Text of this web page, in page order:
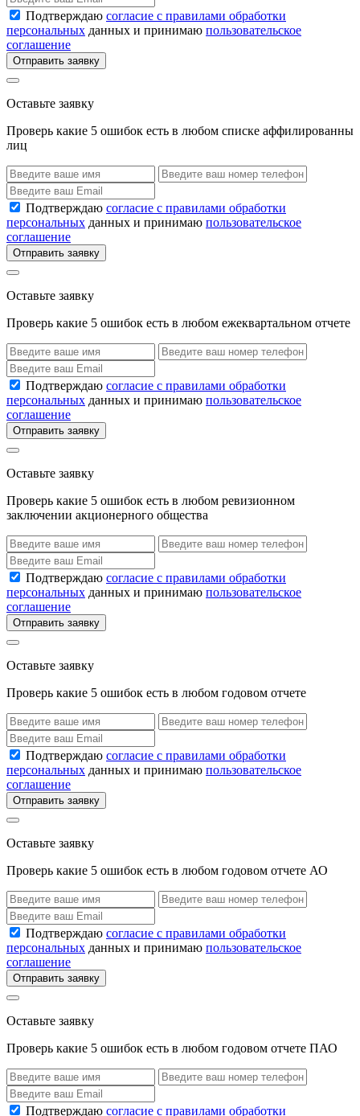
Подтверждаю согласие с правилами обработки
персональных данных и принимаю пользовательское
соглашение
Отправить заявку
Оставьте заявку
Проверь какие 5 ошибок есть в любом списке аффилированны
лиц
Подтверждаю согласие с правилами обработки
персональных данных и принимаю пользовательское
соглашение
Отправить заявку
Оставьте заявку
Проверь какие 5 ошибок есть в любом ежеквартальном отчете
Подтверждаю согласие с правилами обработки
персональных данных и принимаю пользовательское
соглашение
Отправить заявку
Оставьте заявку
Проверь какие 5 ошибок есть в любом ревизионном
заключении акционерного общества
Подтверждаю согласие с правилами обработки
персональных данных и принимаю пользовательское
соглашение
Отправить заявку
Оставьте заявку
Проверь какие 5 ошибок есть в любом годовом отчете
Подтверждаю согласие с правилами обработки
персональных данных и принимаю пользовательское
соглашение
Отправить заявку
Оставьте заявку
Проверь какие 5 ошибок есть в любом годовом отчете АО
Подтверждаю согласие с правилами обработки
персональных данных и принимаю пользовательское
соглашение
Отправить заявку
Оставьте заявку
Проверь какие 5 ошибок есть в любом годовом отчете ПАО
Подтверждаю согласие с правилами обработки